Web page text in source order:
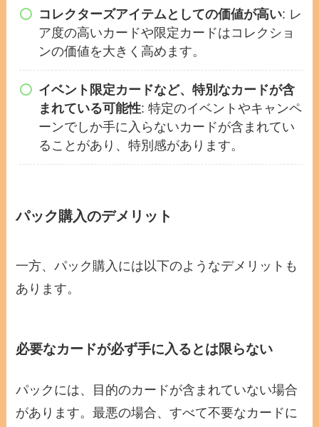
コレクターズアイテムとしての価値が高い: レ
ア度の高いカードや限定カードはコレクショ
ンの価値を大きく高めます。
イベント限定カードなど、特別なカードが含
まれている可能性: 特定のイベントやキャンペ
ーンでしか手に入らないカードが含まれてい
ることがあり、特別感があります。
パック購入のデメリット
一方、パック購入には以下のようなデメリットも
あります。
必要なカードが必ず手に入るとは限らない
パックには、目的のカードが含まれていない場合
があります。最悪の場合、すべて不要なカードに